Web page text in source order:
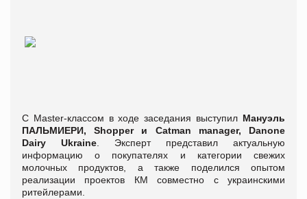
С Master-классом в ходе заседания выступил Мануэль
ПАЛЬМИЕРИ,Shopperи Catman manager, Danone
Dairy Ukraine . Эксперт представил актуальную
информацию о покупателях и категории свежих
молочных продуктов, а также поделился опытом
реализации проектов КМ совместно с украинскими
ритейлерами.